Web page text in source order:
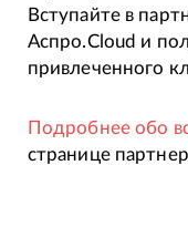
Вступайте в
Аспро.Cloud и
привлеченного
Подробнее обо
странице